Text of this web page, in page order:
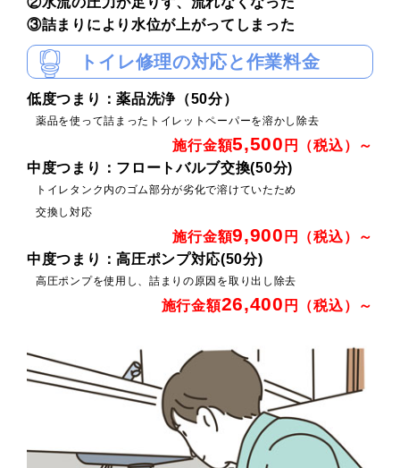
③詰まりにより水位が上がってしまった
トイレ修理の対応と作業料金
低度つまり：薬品洗浄（50分）
薬品を使って詰まったトイレットペーパーを溶かし除去
施行金額5,500 円（税込）～
中度つまり：フロートバルブ交換(50分)
トイレタンク内のゴム部分が劣化で溶けていたため
交換し対応
施行金額9,900 円（税込）～
中度つまり：高圧ポンプ対応(50分)
高圧ポンプを使用し、詰まりの原因を取り出し除去
施行金額26,400 円（税込）～